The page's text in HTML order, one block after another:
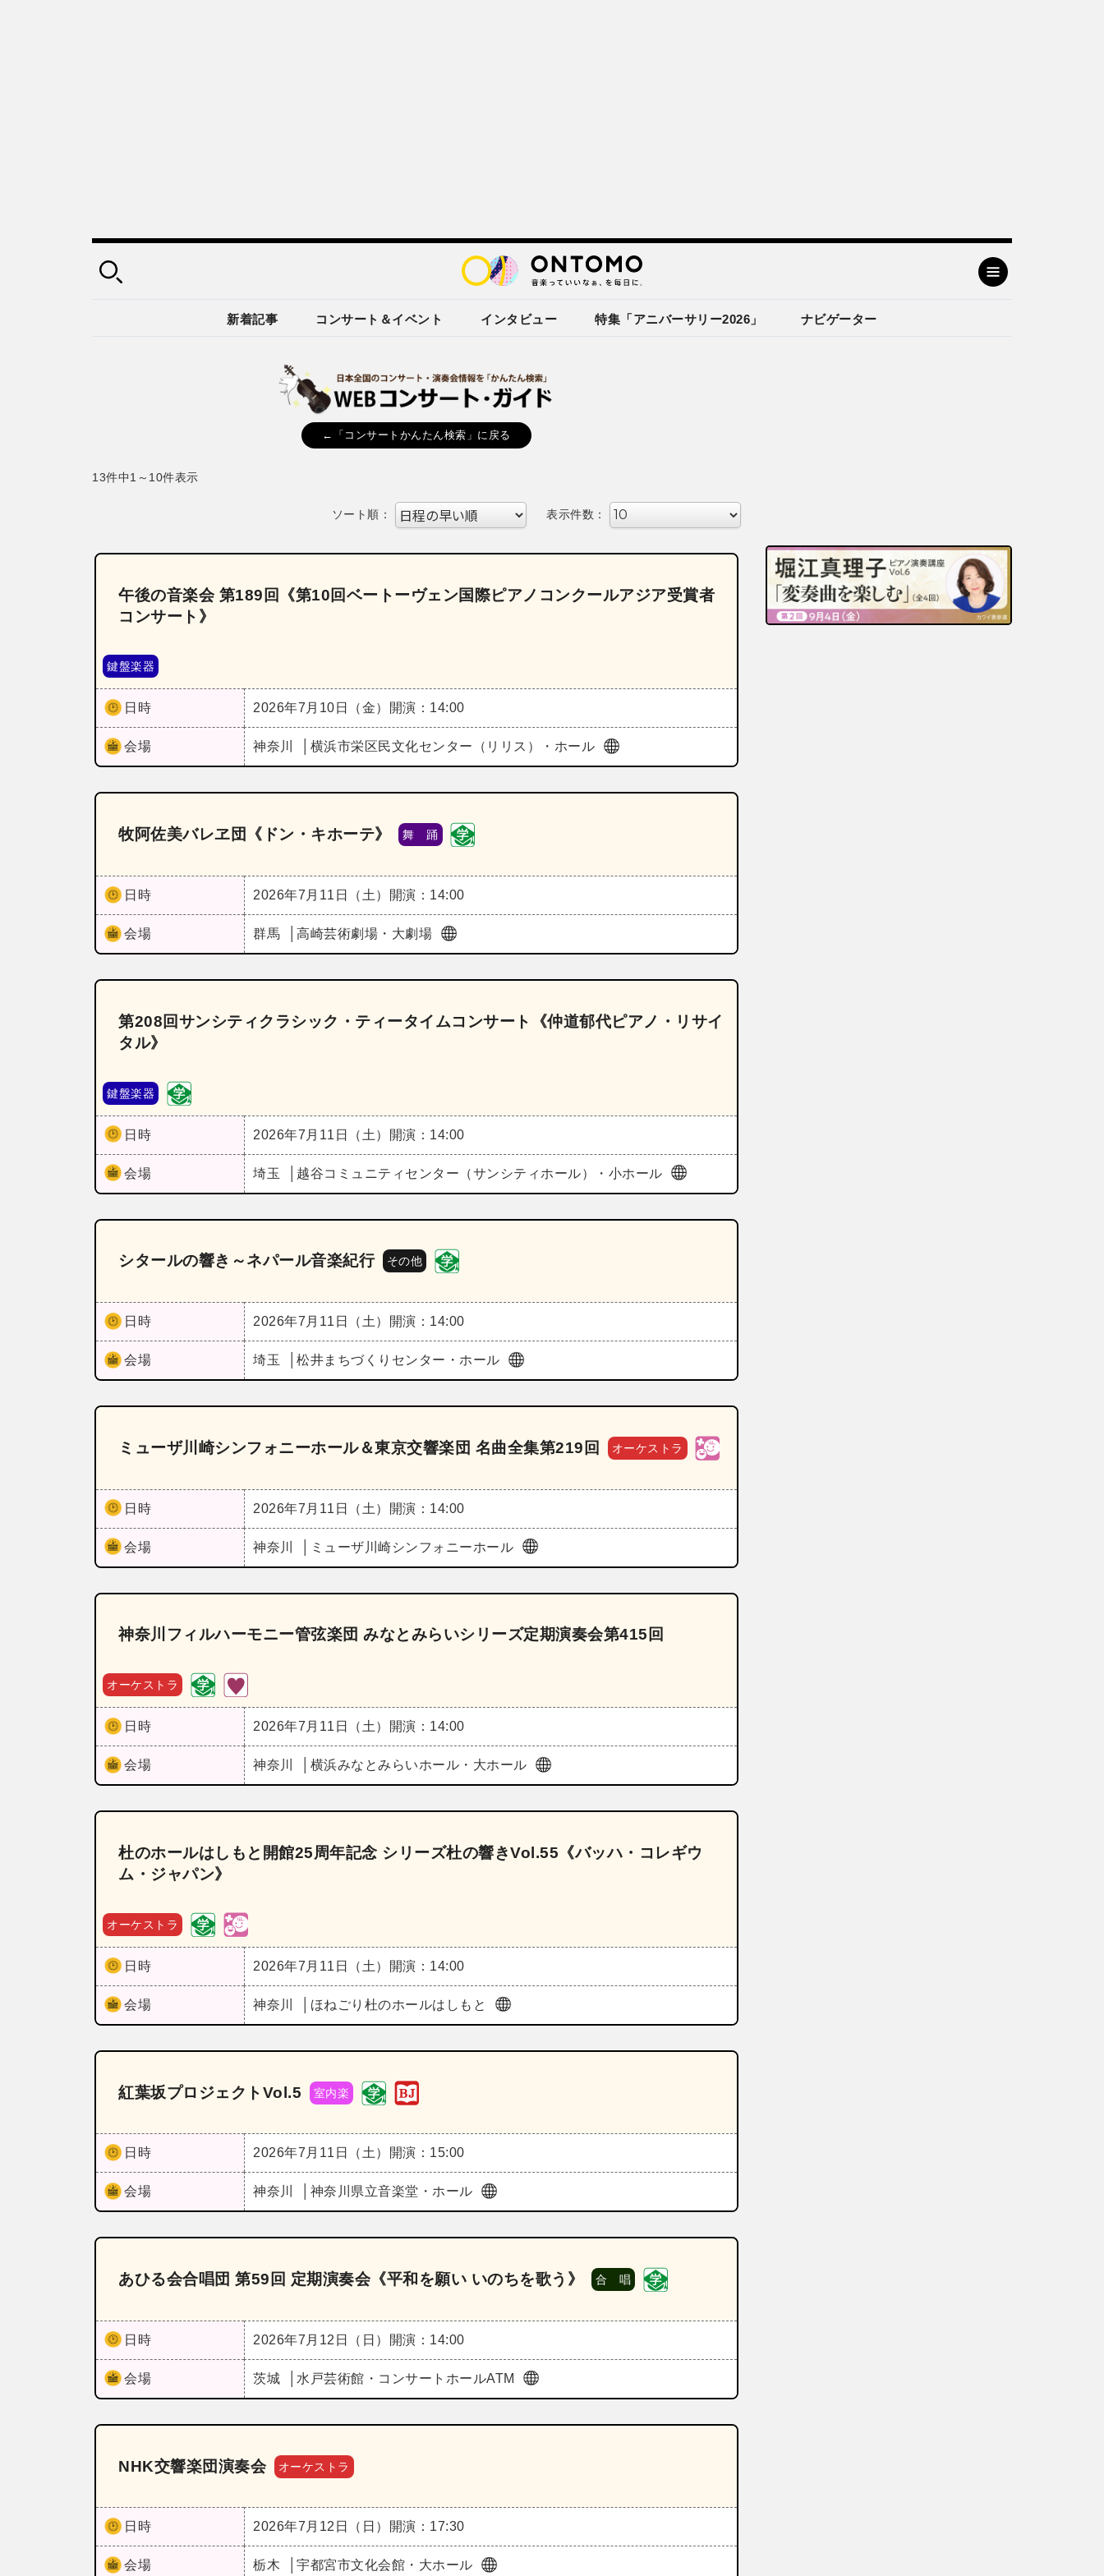
新着記事 コンサート＆イベント インタビュー 特集「アニバーサリー2026」 ナビゲーター
←「コンサートかんたん検索」に戻る
13件中1～10件表示
ソート順： 表示件数：
午後の音楽会 第189回《第10回ベートーヴェン国際ピアノコンクールアジア受賞者
コンサート》
鍵盤楽器
日時 2026年7月10日（金） 開演：14:00
会場 神奈川 横浜市栄区民文化センター（リリス）・ホール
牧阿佐美バレヱ団《ドン・キホーテ》 舞 踊
日時 2026年7月11日（土） 開演：14:00
会場 群馬 高崎芸術劇場・大劇場
第208回サンシティクラシック・ティータイムコンサート《仲道郁代ピアノ・リサイ
タル》
鍵盤楽器
日時 2026年7月11日（土） 開演：14:00
会場 埼玉 越谷コミュニティセンター（サンシティホール）・小ホール
シタールの響き～ネパール音楽紀行 その他
日時 2026年7月11日（土） 開演：14:00
会場 埼玉 松井まちづくりセンター・ホール
ミューザ川崎シンフォニーホール＆東京交響楽団 名曲全集第219回 オーケストラ
日時 2026年7月11日（土） 開演：14:00
会場 神奈川 ミューザ川崎シンフォニーホール
神奈川フィルハーモニー管弦楽団 みなとみらいシリーズ定期演奏会第415回
オーケストラ
日時 2026年7月11日（土） 開演：14:00
会場 神奈川 横浜みなとみらいホール・大ホール
杜のホールはしもと開館25周年記念 シリーズ杜の響きVol.55《バッハ・コレギウ
ム・ジャパン》
オーケストラ
日時 2026年7月11日（土） 開演：14:00
会場 神奈川 ほねごり杜のホールはしもと
紅葉坂プロジェクトVol.5 室内楽
日時 2026年7月11日（土） 開演：15:00
会場 神奈川 神奈川県立音楽堂・ホール
あひる会合唱団 第59回 定期演奏会《平和を願い いのちを歌う》 合 唱
日時 2026年7月12日（日） 開演：14:00
会場 茨城 水戸芸術館・コンサートホールATM
NHK交響楽団演奏会 オーケストラ
日時 2026年7月12日（日） 開演：17:30
会場 栃木 宇都宮市文化会館・大ホール